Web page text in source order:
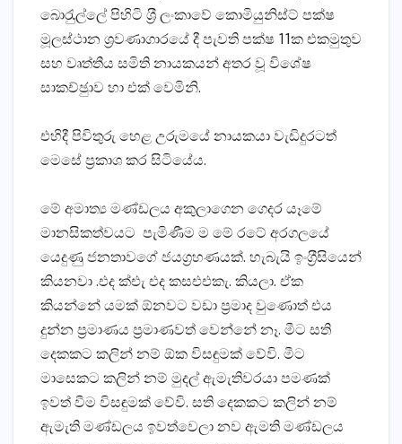
බොරැුල්ලේ පිහිටි ශ‍්‍රී ලංකාවේ කොමියුනිස්ට් පක්ෂ
මූලස්ථාන ශ‍්‍රවණාගාරයේ දී පැවති පක්ෂ 11ක එකමුතුව
සහ වෘත්තීය සමිති නායකයන් අතර වූ විශේෂ
සාකච්ඡුාව හා එක් වෙමිනි.
එහිදී පිවිතුරු හෙළ උරුමයේ නායකයා වැඩිදුරටත්
මෙසේ ප‍්‍රකාශ කර සිටියේය.
මේ අමාත්‍ය මණ්ඩලය අකුලාගෙන ගෙදර යෑමේ
මානසිකත්වයට පැමිණීම ම මේ රටේ අරගලයේ
යෙදුණු ජනතාවගේ ජයග‍්‍රහණයක්. හැබැයි ඉංග‍්‍රීසියෙන්
කියනවා .එද ක්එැ එද කසඑඑකැ. කියලා. ඒක
කියන්නේ යමක් ඕනවට වඩා ප‍්‍රමාද වුණොත් එය
දුන්න ප‍්‍රමාණය ප‍්‍රමාණවත් වෙන්නේ නෑ. මීට සති
දෙකකට කලින් නම් ඕක විසඳුමක් වේවි. මීට
මාසෙකට කලින් නම් මුදල් ඇමැතිවරයා පමණක්
ඉවත් වීම විසඳුමක් වේවි. සති දෙකකට කලින් නම්
ඇමැති මණ්ඩලය ඉවත්වෙලා නව ඇමති මණ්ඩලය